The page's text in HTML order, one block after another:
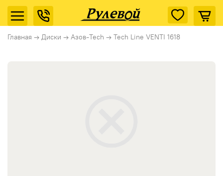
Главная → Диски → Азов-Tech → Tech Line VENTI 1618